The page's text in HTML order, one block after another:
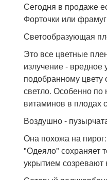
Сегодня в продаже
Форточки или
Светообразующая
Это все цветные
излучение - вредное
подобранному
светло. Особенно по
витаминов в плодах
Воздушно -
Она похожа на
"Одеяло" сохраняет
укрытием созревают